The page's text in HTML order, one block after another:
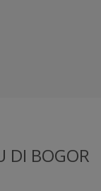
DI BOGOR